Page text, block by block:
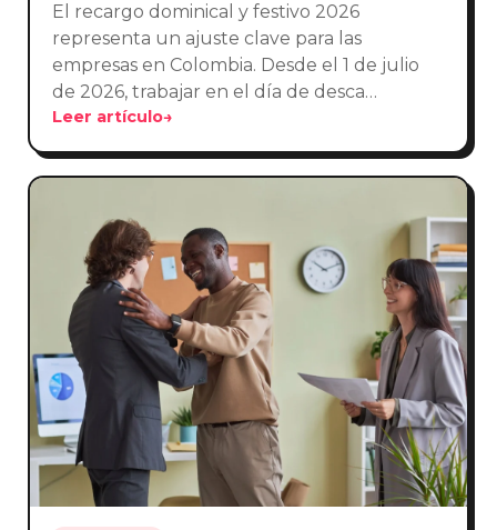
El recargo dominical y festivo 2026
representa un ajuste clave para las
empresas en Colombia. Desde el 1 de julio
de 2026, trabajar en el día de desca…
Leer artículo→